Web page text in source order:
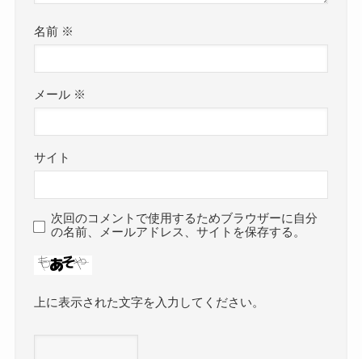
名前 ※
メール ※
サイト
次回のコメントで使用するためブラウザーに自分
の名前、メールアドレス、サイトを保存する。
上に表示された文字を入力してください。